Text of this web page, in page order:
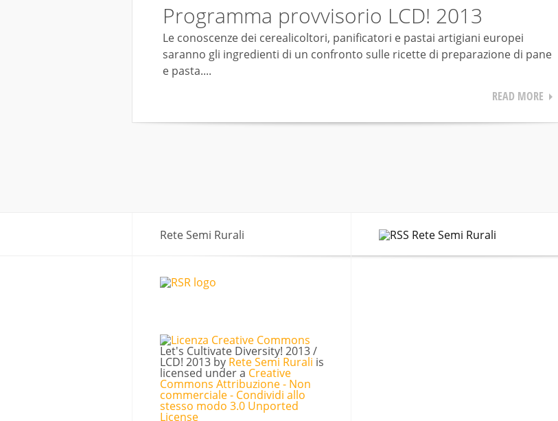
Programma provvisorio LCD! 2013
Le conoscenze dei cerealicoltori, panificatori e pastai artigiani europei
saranno gli ingredienti di un confronto sulle ricette di preparazione di pane
e pasta....
READ MORE
Rete Semi Rurali
Let's Cultivate Diversity! 2013 /
LCD! 2013 by Rete Semi Rurali is
licensed under a Creative
Commons Attribuzione - Non
commerciale - Condividi allo
stesso modo 3.0 Unported
License
Rete Semi Rurali